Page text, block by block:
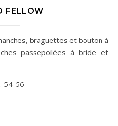
FELLOW
passepoilées à bride et
54-56